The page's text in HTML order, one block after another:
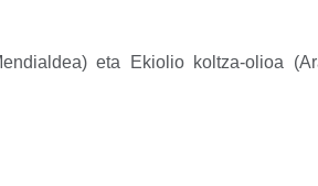
eta Ekiolio koltza-olioa